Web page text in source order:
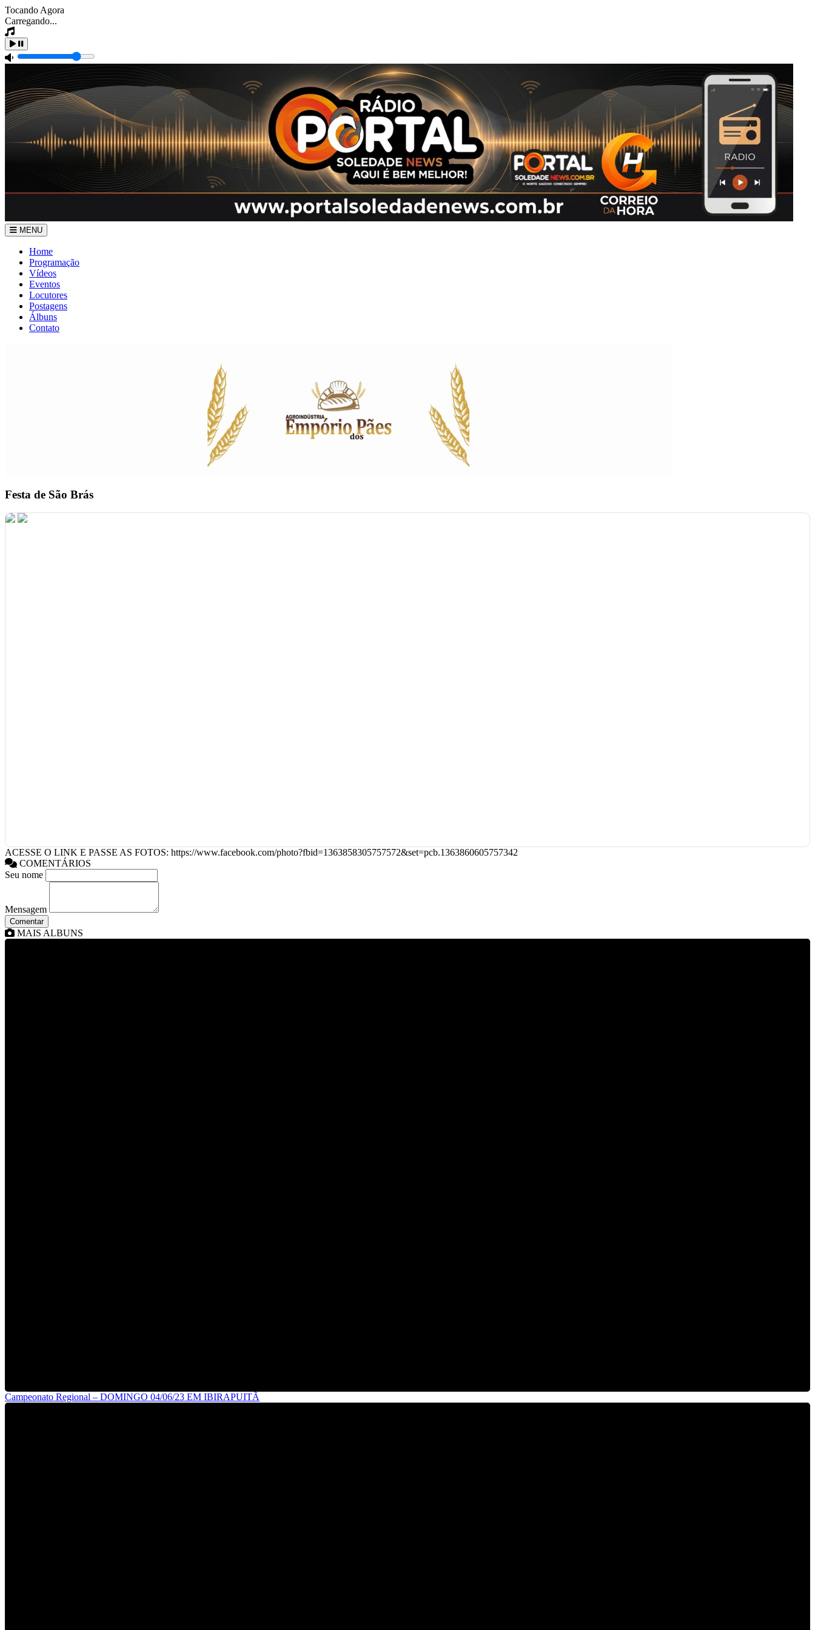
Tocando Agora
Carregando...
MENU
Home
Programação
Vídeos
Eventos
Locutores
Postagens
Álbuns
Contato
Festa de São Brás
ACESSE O LINK E PASSE AS FOTOS: https://www.facebook.com/photo?fbid=1363858305757572&set=pcb.1363860605757342
COMENTÁRIOS
Seu nome
Mensagem
Comentar
MAIS ALBUNS
Campeonato Regional – DOMINGO 04/06/23 EM IBIRAPUITÃ